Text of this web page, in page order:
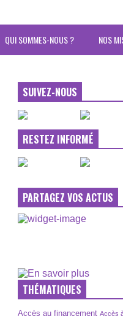
NOS
QUI SOMMES-NOUS ?
SUIVEZ-NOUS
RESTEZ INFORMÉ
PARTAGEZ VOS ACTUS
THÉMATIQUES
Accès au financement Accès